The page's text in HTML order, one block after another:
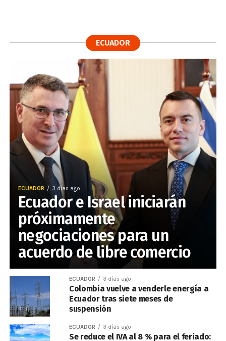
ECUADOR
ECUADOR 3 días ago
Ecuador e Israel iniciarán
próximamente
negociaciones para un
acuerdo de libre comercio
ECUADOR 3 días ago
Colombia vuelve a venderle energía a
Ecuador tras siete meses de
suspensión
ECUADOR 3 días ago
Se reduce el IVA al 8 % para el feriado: